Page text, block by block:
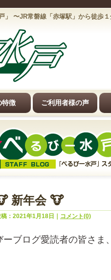
」 〜JR常磐線「赤塚駅」から徒歩
特徴 ご利用者様の声
新年会 🐮
：2021年1月18日｜ コメント(0)
ーブログ愛読者の皆さま